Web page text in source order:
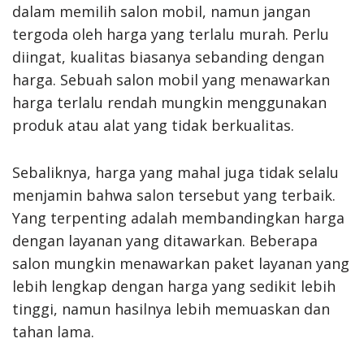
dalam memilih salon mobil, namun jangan
tergoda oleh harga yang terlalu murah. Perlu
diingat, kualitas biasanya sebanding dengan
harga. Sebuah salon mobil yang menawarkan
harga terlalu rendah mungkin menggunakan
produk atau alat yang tidak berkualitas.
Sebaliknya, harga yang mahal juga tidak selalu
menjamin bahwa salon tersebut yang terbaik.
Yang terpenting adalah membandingkan harga
dengan layanan yang ditawarkan. Beberapa
salon mungkin menawarkan paket layanan yang
lebih lengkap dengan harga yang sedikit lebih
tinggi, namun hasilnya lebih memuaskan dan
tahan lama.